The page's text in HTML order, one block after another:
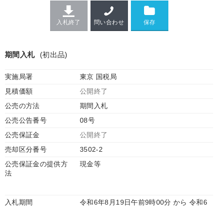
入札終了 問い合わせ
期間入札 (初出品)
実施局署
東京 国税局
見積価額
公開終了
公売の方法
期間入札
公売公告番号
08号
公売保証金
公開終了
売却区分番号
3502-2
公売保証金の提供方
法
現金等
入札期間
令和6年8月19日午前9時00分 から 令和6